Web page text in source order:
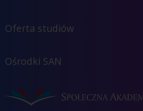
Oferta studiów
Ośrodki SAN